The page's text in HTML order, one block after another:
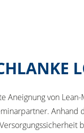
Aneignung von